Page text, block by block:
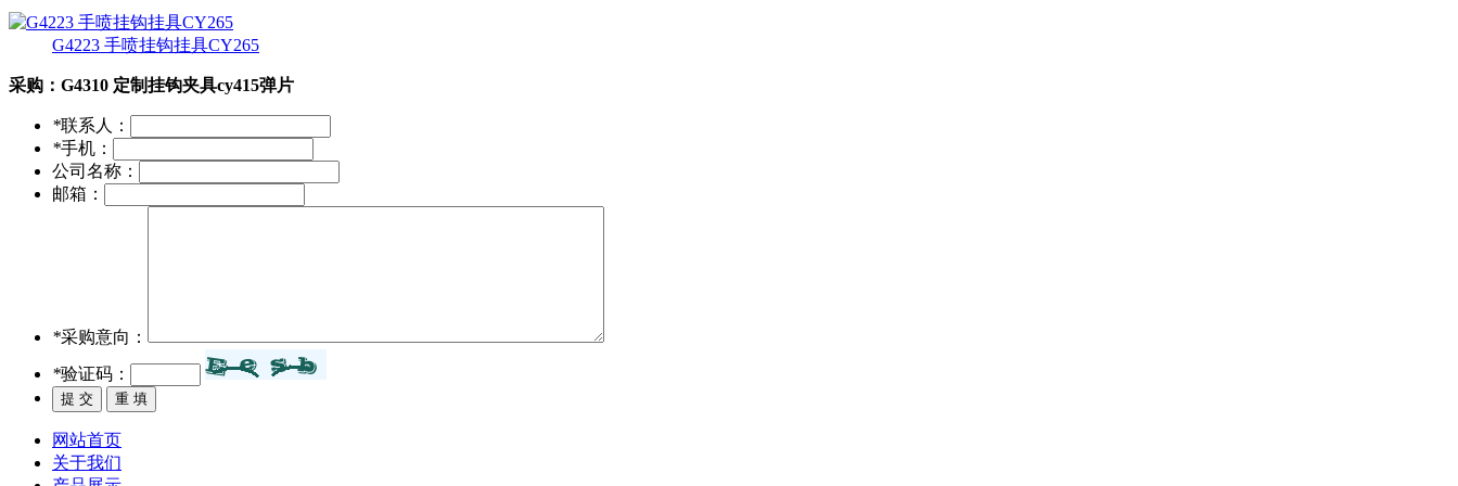
G4223 手喷挂钩挂具CY265
采购： G4310 定制挂钩夹具cy415弹片
*联系人：
*手机：
公司名称：
邮箱：
*采购意向：
*验证码：
网站首页
关于我们